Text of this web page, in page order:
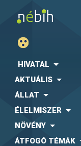
HIVATAL
AKTUÁLIS
ÁLLAT
ÉLELMISZER
NÖVÉNY
ÁTFOGÓ TÉMÁK